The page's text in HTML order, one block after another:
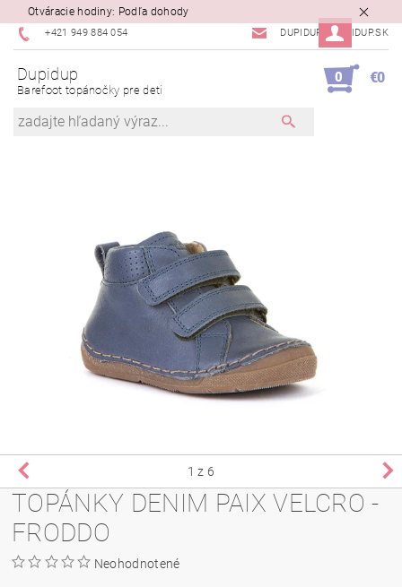
Otváracie hodiny: Podľa dohody
+421 949 884 054 DUPIDUP@DUPIDUP.SK
Dupidup
Barefoot topánočky pre deti
0 €0
1 z 6
TOPÁNKY DENIM PAIX VELCRO -
FRODDO
Neohodnotené